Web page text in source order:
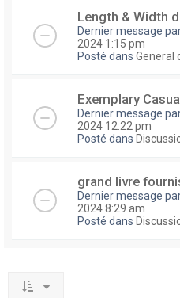
Length & Width
Dernier message
2024 1:15 pm
Posté dans General
Exemplary
Dernier message
2024 12:22 pm
Posté dans
grand livre
Dernier message
2024 8:29 am
Posté dans